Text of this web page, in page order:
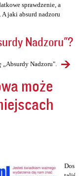
sprawdzenie, a
jaki absurd nadzoru
Nadzoru"?
„Absurdy Nadzoru".
może
Dos